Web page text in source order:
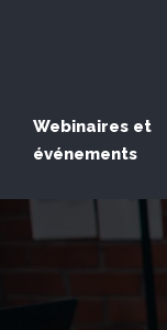
Webinaires et
événements